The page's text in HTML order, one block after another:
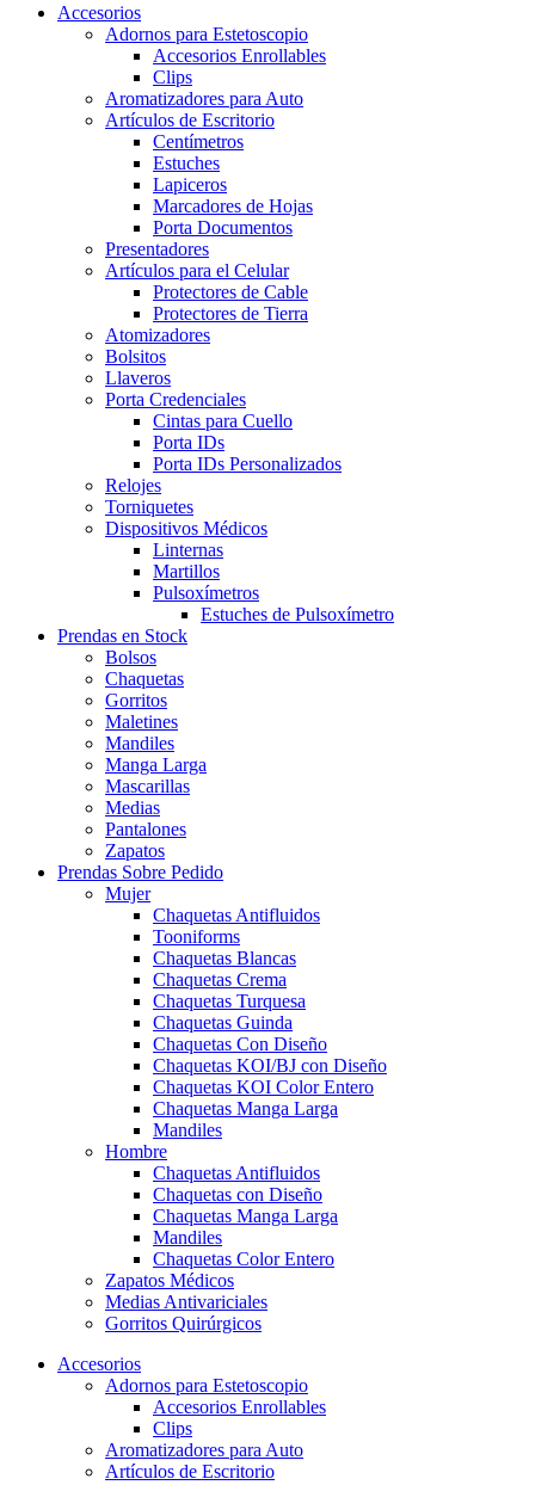
Accesorios
Adornos para Estetoscopio
Accesorios Enrollables
Clips
Aromatizadores para Auto
Artículos de Escritorio
Centímetros
Estuches
Lapiceros
Marcadores de Hojas
Porta Documentos
Presentadores
Artículos para el Celular
Protectores de Cable
Protectores de Tierra
Atomizadores
Bolsitos
Llaveros
Porta Credenciales
Cintas para Cuello
Porta IDs
Porta IDs Personalizados
Relojes
Torniquetes
Dispositivos Médicos
Linternas
Martillos
Pulsoxímetros
Estuches de Pulsoxímetro
Prendas en Stock
Bolsos
Chaquetas
Gorritos
Maletines
Mandiles
Manga Larga
Mascarillas
Medias
Pantalones
Zapatos
Prendas Sobre Pedido
Mujer
Chaquetas Antifluidos
Tooniforms
Chaquetas Blancas
Chaquetas Crema
Chaquetas Turquesa
Chaquetas Guinda
Chaquetas Con Diseño
Chaquetas KOI/BJ con Diseño
Chaquetas KOI Color Entero
Chaquetas Manga Larga
Mandiles
Hombre
Chaquetas Antifluidos
Chaquetas con Diseño
Chaquetas Manga Larga
Mandiles
Chaquetas Color Entero
Zapatos Médicos
Medias Antivariciales
Gorritos Quirúrgicos
Accesorios
Adornos para Estetoscopio
Accesorios Enrollables
Clips
Aromatizadores para Auto
Artículos de Escritorio